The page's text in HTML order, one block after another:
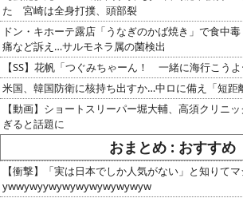
た 宮崎は全身打撲、頭部裂
ドン・キホーテ露店「うなぎのかば焼き」で食中
痛など訴え…サルモネラ属の菌検出
【SS】花帆「つぐみちゃーん！ 一緒に海行こうよ
米国、韓国防衛に核持ち出すか…中ロに備え「短距
【動画】ショートスリーパー堀大輔、高須クリニ
ぎると話題に
おまとめ : おすすめ
【衝撃】「実は日本でしか人気がない」と知りて
ywwywyywywywywywywywyw